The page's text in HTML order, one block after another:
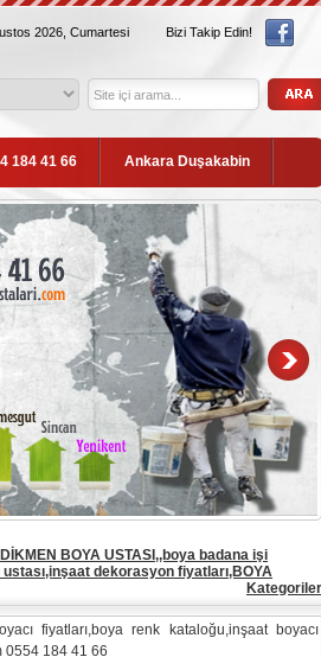
2026, Cumartesi Bizi Takip Edin!
184 41 66 Ankara Duşakabin
DİKMEN BOYA USTASI,,boya badana işi
dekorasyon fiyatları,BOYA
Kategoriler